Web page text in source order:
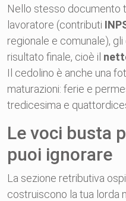
Nello stesso documento
lavoratore (contributi
regionale e comunale), gli
risultato finale, cioè il
Il cedolino è anche una
maturazioni: ferie e
tredicesima e
Le voci busta
puoi ignorare
La sezione retributiva
costruiscono la tua lorda